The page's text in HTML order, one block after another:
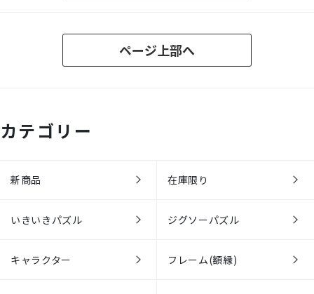
ページ上部へ
カテゴリー
新商品 在庫限り
いきいきパズル ジグソーパズル
キャラクター フレーム(額縁)